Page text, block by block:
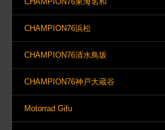
CHAMPION76浜松
CHAMPION76清水鳥坂
CHAMPION76神戸大蔵谷
Motorrad Gifu